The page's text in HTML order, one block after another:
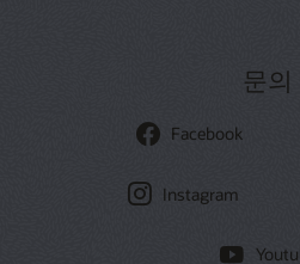
문의
Facebook
Instagram